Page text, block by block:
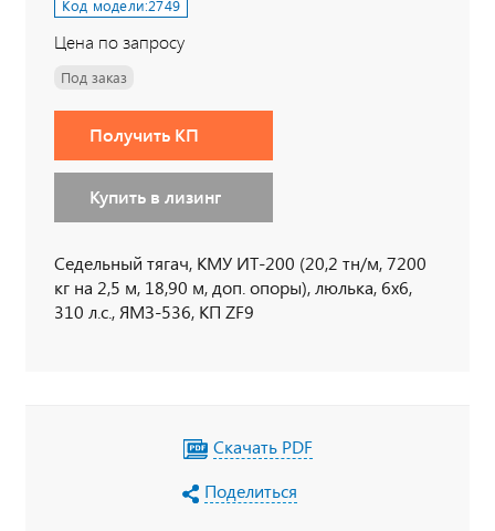
Код модели:2749
Цена по запросу
Под заказ
Получить КП
Купить в лизинг
Седельный тягач, КМУ ИТ-200 (20,2 тн/м, 7200
кг на 2,5 м, 18,90 м, доп. опоры), люлька, 6х6,
310 л.с., ЯМЗ-536, КП ZF9
Скачать PDF
Поделиться